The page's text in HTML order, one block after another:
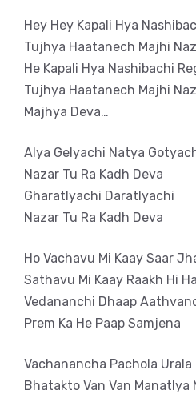
Hey Hey Kapali Hya
Tujhya Haatanech Majhi
He Kapali Hya Nashibachi
Tujhya Haatanech Majhi
Majhya Deva…
Alya Gelyachi Natya
Nazar Tu Ra Kadh Deva
Gharatlyachi Daratlyachi
Nazar Tu Ra Kadh Deva
Ho Vachavu Mi Kaay Saar
Sathavu Mi Kaay Raakh Hi
Vedananchi Dhaap
Prem Ka He Paap Samjena
Vachanancha Pachola Urala
Bhatakto Van Van Manatlya